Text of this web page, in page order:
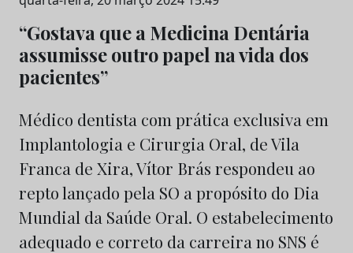
“Gostava que a Medicina Dentária
assumisse outro papel na vida dos
pacientes”
Médico dentista com prática exclusiva em
Implantologia e Cirurgia Oral, de Vila
Franca de Xira, Vítor Brás respondeu ao
repto lançado pela SO a propósito do Dia
Mundial da Saúde Oral. O estabelecimento
adequado e correto da carreira no SNS é